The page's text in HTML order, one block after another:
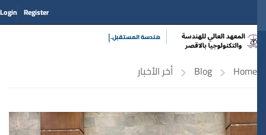
Register
Login
هندسة المست|
Home
Blog أخر الأخبار